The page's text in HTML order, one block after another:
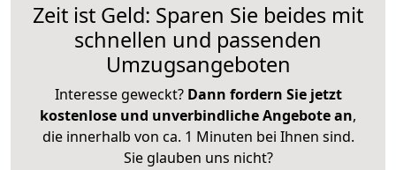
Zeit ist Geld: Sparen Sie beides mit
schnellen und passenden
Umzugsangeboten
Interesse geweckt? Dann fordern Sie jetzt
kostenlose und unverbindliche Angebote an,
die innerhalb von ca. 1 Minuten bei Ihnen sind.
Sie glauben uns nicht?